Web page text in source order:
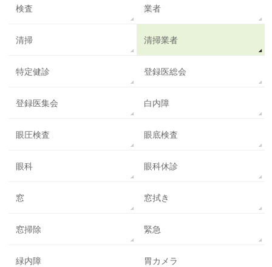
検査 業者
清掃 清掃業者
特定健診 登録医総会
登録医集会 白内障
眼圧検査 眼底検査
眼科 眼科休診
窓 窓拭き
窓掃除 緊急
緑内障 胃カメラ